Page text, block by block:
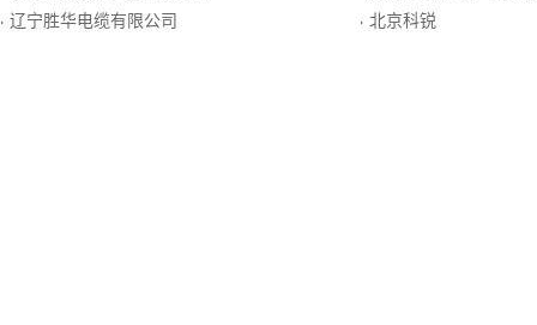
· 辽宁胜华电缆有限公司 · 北京科锐